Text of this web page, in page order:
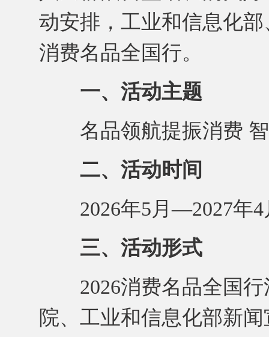
动安排，工业和信息化
消费名品全国行。
一、活动主题
名品领航提振消费 智
二、活动时间
2026年5月—2027年4
三、活动形式
2026消费名品全国行
院、工业和信息化部新